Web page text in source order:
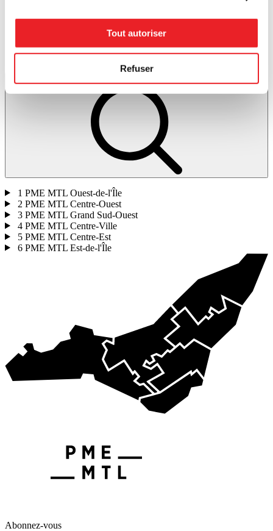
Tout autoriser
Refuser
1 PME MTL Ouest-de-l'Île
2 PME MTL Centre-Ouest
3 PME MTL Grand Sud-Ouest
4 PME MTL Centre-Ville
5 PME MTL Centre-Est
6 PME MTL Est-de-l'Île
Abonnez-vous